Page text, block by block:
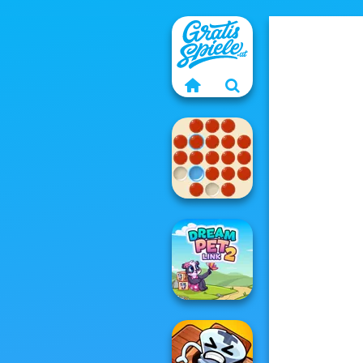
Peg Solitaire